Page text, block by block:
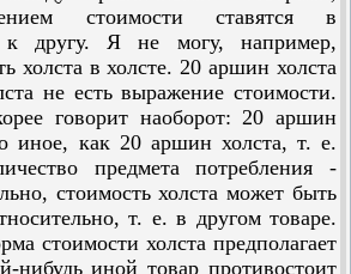
стоимости ставятся в
к другу. Я не могу, например,
холста в холсте. 20 аршин холста
не есть выражение стоимости.
говорит наоборот: 20 аршин
иное, как 20 аршин холста, т. е.
предмета потребления -
стоимость холста может быть
т. е. в другом товаре.
стоимости холста предполагает
нибудь иной товар противостоит